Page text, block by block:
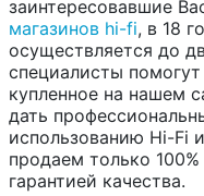
заинтересовавшие
магазинов hi-fi, в 18
осуществляется до
специалисты
купленное на нашем
дать
использованию Hi-Fi
продаем только
гарантией качества.